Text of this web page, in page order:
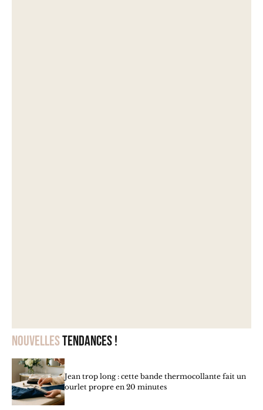
Nouvellestendances !
Jean trop long : cette bande thermocollante fait un
ourlet propre en 20 minutes